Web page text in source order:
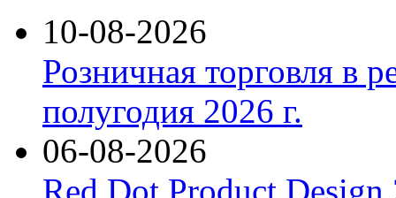
10-08-2026
Розничная торговля в
полугодия 2026 г.
06-08-2026